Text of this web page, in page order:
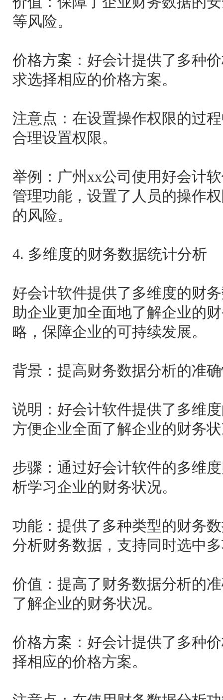
等风险。
价格方案：好会计提供了多种
求选择相应的价格方案。
注意点：在设置操作权限的过
合理设置权限。
举例：广州xx公司使用好会计
管理功能，设置了人员的操作
的风险。
4. 多维度的财务数据统计分析
好会计软件提供了多维度的财
助企业更加全面地了解企业的
略，保障企业的可持续发展。
背景：提高财务数据分析的准
说明：好会计软件提供了多维
方便企业全面了解企业的财务
步骤：通过好会计软件的多维
析学习企业的财务状况。
功能：提供了多种类型的财务
分析财务数据，支持同时选中
价值：提高了财务数据分析的
了解企业的财务状况。
价格方案：好会计提供了多种
择相应的价格方案。